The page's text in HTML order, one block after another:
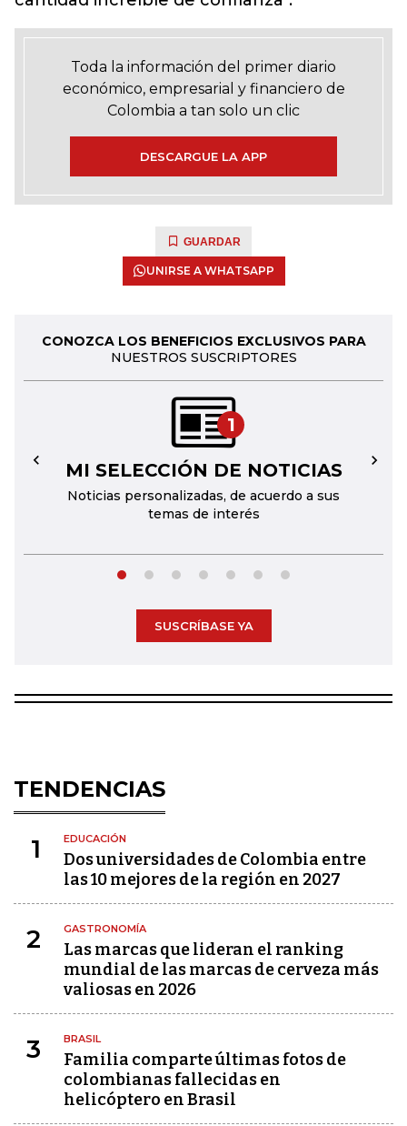
Toda la información del primer diario
económico, empresarial y financiero de
Colombia a tan solo un clic
DESCARGUE LA APP
GUARDAR
UNIRSE A WHATSAPP
CONOZCA LOS BENEFICIOS EXCLUSIVOS PARA
NUESTROS SUSCRIPTORES
1
MI SELECCIÓN DE NOTICIAS
Noticias personalizadas, de acuerdo a sus
temas de interés
← →
SUSCRÍBASE YA
TENDENCIAS
1 EDUCACIÓN
Dos universidades de Colombia entre
las 10 mejores de la región en 2027
2 GASTRONOMÍA
Las marcas que lideran el ranking
mundial de las marcas de cerveza más
valiosas en 2026
3 BRASIL
Familia comparte últimas fotos de
colombianas fallecidas en
helicóptero en Brasil